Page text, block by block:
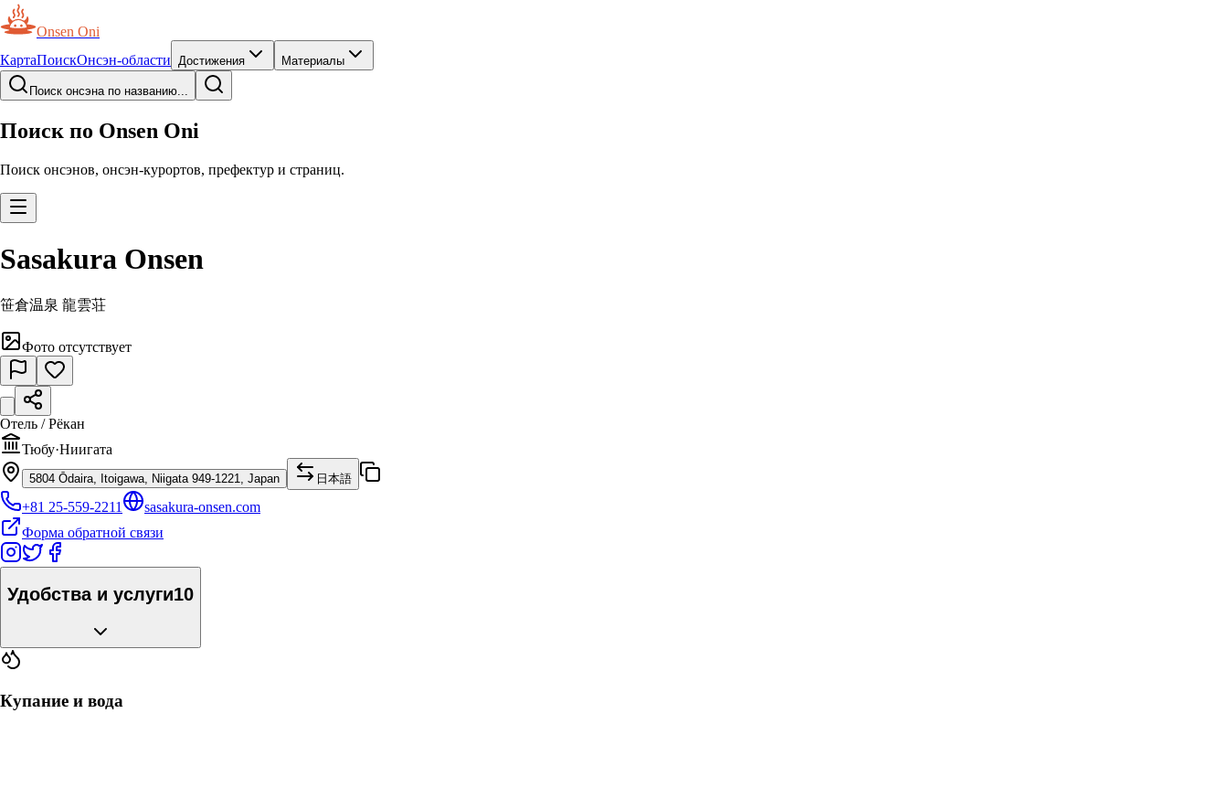
Onsen Oni
КартаПоискОнсэн-области Достижения Материалы
Поиск онсэна по названию...
Поиск по Onsen Oni
Поиск онсэнов, онсэн-курортов, префектур и страниц.
Sasakura Onsen
笹倉温泉 龍雲荘
Фото отсутствует
Отель / Рёкан
Тюбу·Ниигата
5804 Ōdaira, Itoigawa, Niigata 949-1221, Japan 日本語
+81 25-559-2211
sasakura-onsen.com
Форма обратной связи
Удобства и услуги10
Купание и вода